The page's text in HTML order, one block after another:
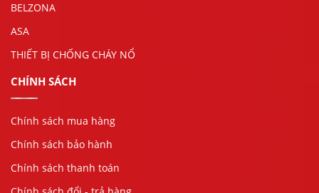
BELZONA
ASA
THIẾT BỊ CHỐNG CHÁY NỔ
CHÍNH SÁCH
Chính sách mua hàng
Chính sách bảo hành
Chính sách thanh toán